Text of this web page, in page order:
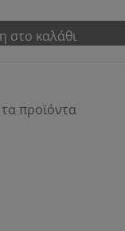
στο καλάθι
προϊόντα